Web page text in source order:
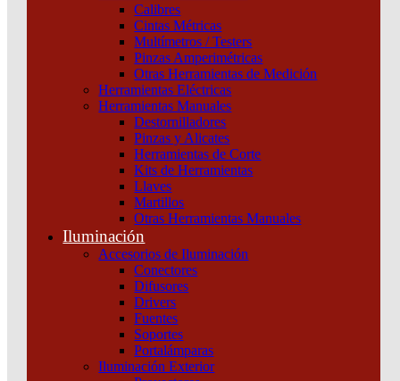
Calibres
Cintas Métricas
Multímetros / Testers
Pinzas Amperimétricas
Otras Herramientas de Medición
Herramientas Eléctricas
Herramientas Manuales
Destornilladores
Pinzas y Alicates
Herramientas de Corte
Kits de Herramientas
Llaves
Martillos
Otras Herramientas Manuales
Iluminación
Accesorios de Iluminación
Conectores
Difusores
Drivers
Fuentes
Soportes
Portalámparas
Iluminación Exterior
INT. TERMOMAGNETICO IC60N 1X6A –
CURVA D Schneider
Termomagnéticas y diferencialesSKU:A9F75106
TERMOMAGNETICO
Schneider